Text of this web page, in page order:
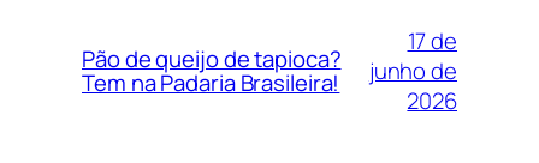
Pão de queijo de tapioca?
Tem na Padaria Brasileira!
17 de
junho de
2026